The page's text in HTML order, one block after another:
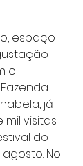
espaço
o
já
visitas
do
No